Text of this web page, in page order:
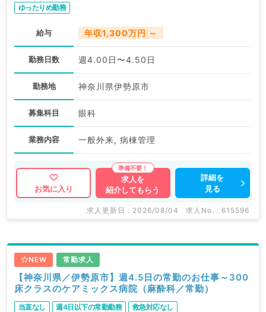
ゆったりめ勤務
給与 年収1,300万円 ～
勤務日数 週4.00日〜4.50日
勤務地 神奈川県伊勢原市
募集科目 眼科
業務内容 一般外来, 病棟管理
お気に入り
求人を
紹介してもらう
詳細を
見る
求人更新日 : 2026/08/04 求人No. : 615596
NEW 常勤求人
【神奈川県／伊勢原市】週4.5日の常勤のお仕事～300
床クラスのケアミックス病院（麻酔科／常勤）
当直なし 週4日以下の常勤勤務 救急対応なし